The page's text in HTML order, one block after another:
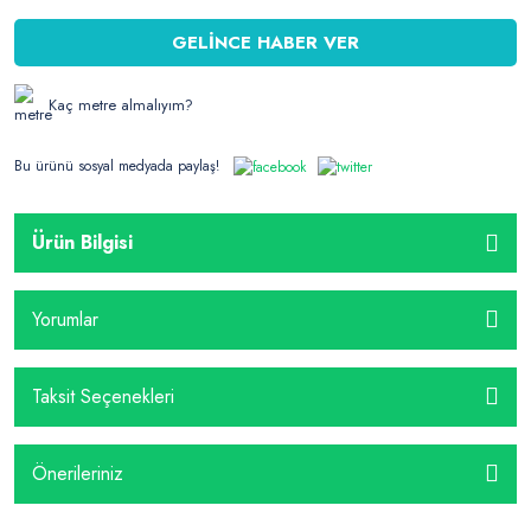
GELİNCE HABER VER
Kaç metre almalıyım?
Bu ürünü sosyal medyada paylaş!
Ürün Bilgisi
Yorumlar
Taksit Seçenekleri
Önerileriniz